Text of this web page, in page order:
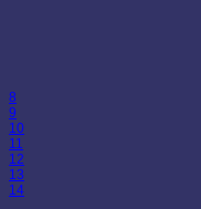
8
9
10
11
12
13
14